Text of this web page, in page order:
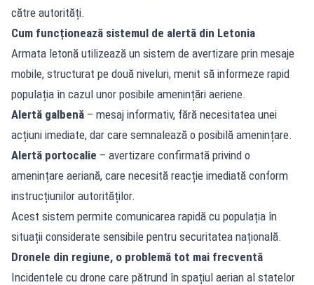
către autorități.
Cum funcționează sistemul de alertă din Letonia
Armata letonă utilizează un sistem de avertizare prin mesaje
mobile, structurat pe două niveluri, menit să informeze rapid
populația în cazul unor posibile amenințări aeriene.
Alertă galbenă – mesaj informativ, fără necesitatea unei
acțiuni imediate, dar care semnalează o posibilă amenințare.
Alertă portocalie – avertizare confirmată privind o
amenințare aeriană, care necesită reacție imediată conform
instrucțiunilor autorităților.
Acest sistem permite comunicarea rapidă cu populația în
situații considerate sensibile pentru securitatea națională.
Dronele din regiune, o problemă tot mai frecventă
Incidentele cu drone care pătrund în spațiul aerian al statelor